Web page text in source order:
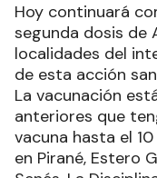
Hoy continuará
segunda dosis de
localidades del
de esta acción
La vacunación
anteriores que
vacuna hasta el
en Pirané, Estero